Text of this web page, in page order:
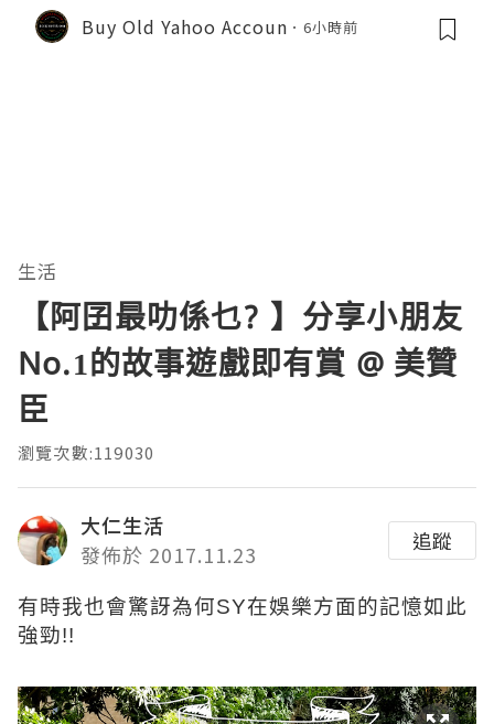
Buy Old Yahoo Accoun 6小時前
生活
【阿囝最叻係乜? 】分享小朋友
No.1的故事遊戲即有賞 @ 美贊
臣
瀏覽次數:119030
大仁生活
發佈於 2017.11.23
追蹤
有時我也會驚訝為何SY在娛樂方面的記憶如此
強勁!!